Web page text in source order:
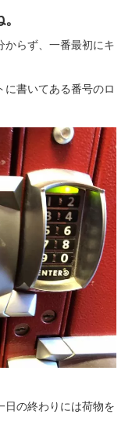
からず、一番最初にキ
に書いてある番号のロ
日の終わりには荷物を